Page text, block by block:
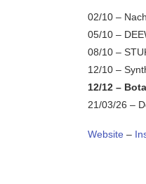
02/10 –
05/10 –
08/10 –
12/10 –
12/12 –
21/03/26 –
Website –